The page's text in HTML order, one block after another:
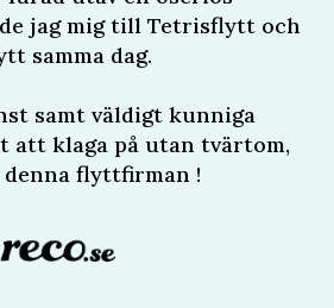
jag mig till Tetrisflytt och
samma dag.
samt väldigt kunniga
att klaga på utan tvärtom,
flyttfirman !